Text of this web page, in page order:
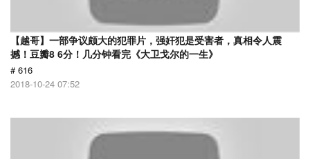
【越哥】一部争议颇大的犯罪片，强奸犯是受害者，真相令人震
撼！豆瓣8 6分！几分钟看完《大卫戈尔的一生》
# 616
2018-10-24 07:52